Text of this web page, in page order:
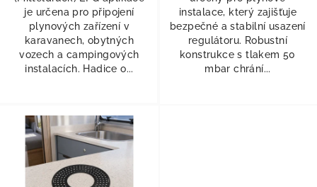
je určena pro připojení
plynových zařízení v
karavanech, obytných
vozech a campingových
instalacích. Hadice o...
instalace, který zajišťuje
bezpečné a stabilní usazení
regulátoru. Robustní
konstrukce s tlakem 50
mbar chrání...